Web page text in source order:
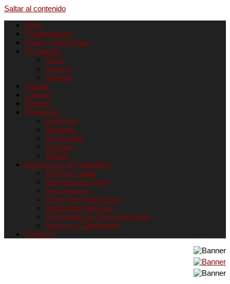
Saltar al contenido
Inicio
Programación
Audio – Entrevistas
Actualidad
Salud
Cultura
Deporte
Policial
Judicial
Política
Provincial
Municipal
Malvinas
Río Grande
Ushuaia
Tolhuin
Informacion al Ciudadano
Teléfonos útiles
Farmacia de Turno
Necrológicas
Clima Tierra del Fuego
Horóscopo semanal
Efemerides de Tierra del Fuego
Anuncios Clasificados
Contacto